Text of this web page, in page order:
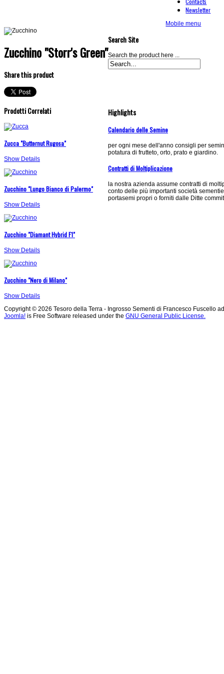
Newsletter
Mobile menu
Zucchino "Storr's Green"
Share this product
Prodotti Correlati
Zucca "Butternut Rugosa"
Show Details
Zucchino "Lungo Bianco di Palermo"
Show Details
Zucchino "Diamant Hybrid F1"
Show Details
Zucchino "Nero di Milano"
Show Details
Search Site
Search the product here ...
Highlights
Calendario delle Semine
per ogni mese dell'anno consigli per
potatura di frutteto, orto, prato e giardino.
Contratti di Moltiplicazione
la nostra azienda assume contratti di
conto delle più importanti società
portasemi propri o forniti dalle Ditte
Copyright © 2026 Tesoro della Terra - Ingrosso Sementi di Francesco Fuscello
Joomla! is Free Software released under the GNU General Public License.